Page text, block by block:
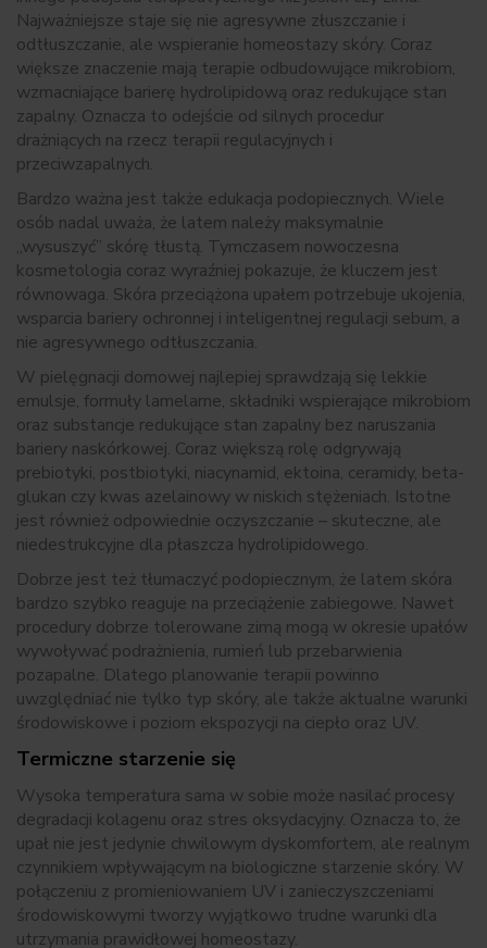
Najważniejsze staje się nie agresywne złuszczanie i
odtłuszczanie, ale wspieranie homeostazy skóry. Coraz
większe znaczenie mają terapie odbudowujące mikrobiom,
wzmacniające barierę hydrolipidową oraz redukujące stan
zapalny. Oznacza to odejście od silnych procedur
drażniących na rzecz terapii regulacyjnych i
przeciwzapalnych.
Bardzo ważna jest także edukacja podopiecznych. Wiele
osób nadal uważa, że latem należy maksymalnie
„wysuszyć” skórę tłustą. Tymczasem nowoczesna
kosmetologia coraz wyraźniej pokazuje, że kluczem jest
równowaga. Skóra przeciążona upałem potrzebuje ukojenia,
wsparcia bariery ochronnej i inteligentnej regulacji sebum, a
nie agresywnego odtłuszczania.
W pielęgnacji domowej najlepiej sprawdzają się lekkie
emulsje, formuły lamelarne, składniki wspierające mikrobiom
oraz substancje redukujące stan zapalny bez naruszania
bariery naskórkowej. Coraz większą rolę odgrywają
prebiotyki, postbiotyki, niacynamid, ektoina, ceramidy, beta-
glukan czy kwas azelainowy w niskich stężeniach. Istotne
jest również odpowiednie oczyszczanie – skuteczne, ale
niedestrukcyjne dla płaszcza hydrolipidowego.
Dobrze jest też tłumaczyć podopiecznym, że latem skóra
bardzo szybko reaguje na przeciążenie zabiegowe. Nawet
procedury dobrze tolerowane zimą mogą w okresie upałów
wywoływać podrażnienia, rumień lub przebarwienia
pozapalne. Dlatego planowanie terapii powinno
uwzględniać nie tylko typ skóry, ale także aktualne warunki
środowiskowe i poziom ekspozycji na ciepło oraz UV.
Termiczne starzenie się
Wysoka temperatura sama w sobie może nasilać procesy
degradacji kolagenu oraz stres oksydacyjny. Oznacza to, że
upał nie jest jedynie chwilowym dyskomfortem, ale realnym
czynnikiem wpływającym na biologiczne starzenie skóry. W
połączeniu z promieniowaniem UV i zanieczyszczeniami
środowiskowymi tworzy wyjątkowo trudne warunki dla
utrzymania prawidłowej homeostazy.